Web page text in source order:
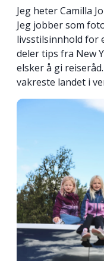
Jeg heter Camilla
Jeg jobber som
livsstilsinnhold for
deler tips fra New
elsker å gi
vakreste landet i